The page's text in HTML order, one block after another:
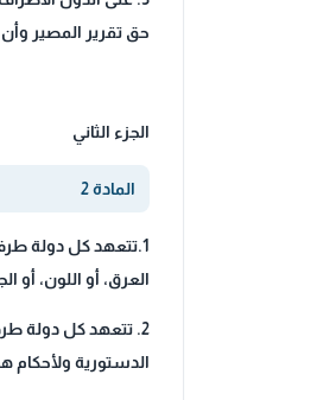
حق تقرير المصير وأن
الجزء الثاني
المادة 2
1.تتعهد كل دولة
العرق، أو اللون، أو
2. تتعهد كل دولة
الدستورية ولأحكام